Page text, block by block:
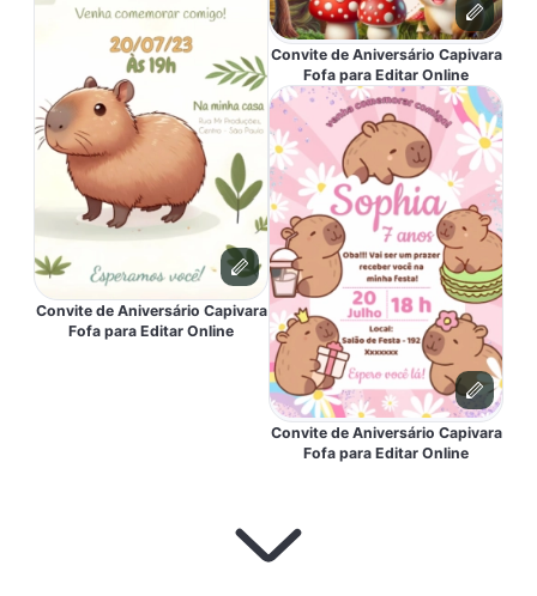
Convite de Aniversário Capivara
Fofa para Editar Online
Convite de Aniversário Capivara
Fofa para Editar Online
Convite de Aniversário Capivara
Fofa para Editar Online